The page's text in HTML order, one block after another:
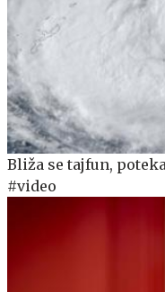
Bliža se tajfun,
#video